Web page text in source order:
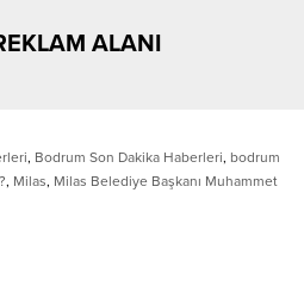
ALANI
, Bodrum Son Dakika Haberleri, bodrum
, Milas, Milas Belediye Başkanı Muhammet